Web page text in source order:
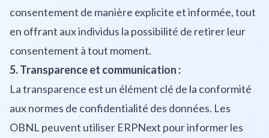
consentement de manière explicite et informée, tout
en offrant aux individus la possibilité de retirer leur
consentement à tout moment.
5. Transparence et communication :
La transparence est un élément clé de la conformité
aux normes de confidentialité des données. Les
OBNL peuvent utiliser ERPNext pour informer les